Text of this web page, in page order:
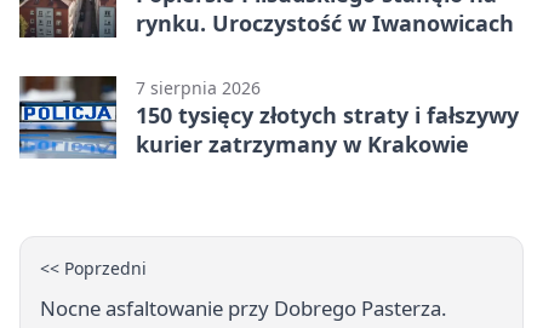
rynku. Uroczystość w Iwanowicach
7 sierpnia 2026
150 tysięcy złotych straty i fałszywy
kurier zatrzymany w Krakowie
<< Poprzedni
Nocne asfaltowanie przy Dobrego Pasterza.